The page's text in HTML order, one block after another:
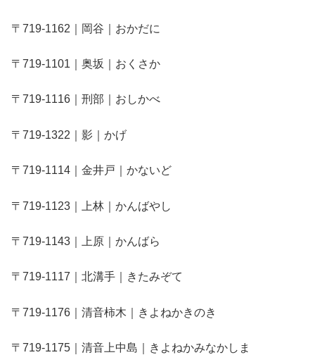
〒719-1162｜岡谷｜おかだに
〒719-1101｜奥坂｜おくさか
〒719-1116｜刑部｜おしかべ
〒719-1322｜影｜かげ
〒719-1114｜金井戸｜かないど
〒719-1123｜上林｜かんばやし
〒719-1143｜上原｜かんばら
〒719-1117｜北溝手｜きたみぞて
〒719-1176｜清音柿木｜きよねかきのき
〒719-1175｜清音上中島｜きよねかみなかしま